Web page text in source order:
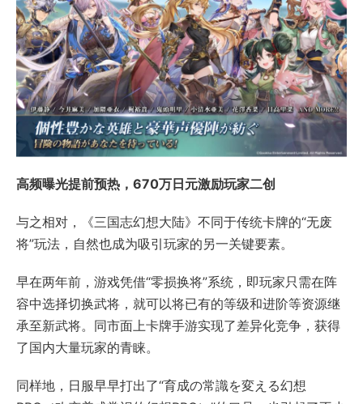
高频曝光提前预热，670万日元激励玩家二创
与之相对，《三国志幻想大陆》不同于传统卡牌的“无废
将”玩法，自然也成为吸引玩家的另一关键要素。
早在两年前，游戏凭借“零损换将”系统，即玩家只需在阵
容中选择切换武将，就可以将已有的等级和进阶等资源继
承至新武将。同市面上卡牌手游实现了差异化竞争，获得
了国内大量玩家的青睐。
同样地，日服早早打出了“育成の常識を変える幻想